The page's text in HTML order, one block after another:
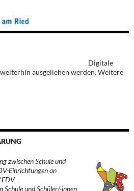
Digitale
ausgeliehen werden. Weitere
zwischen Schule und
Einrichtungen an
EDV-
Schule und Schüler/-innen